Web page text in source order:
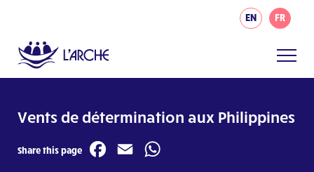
EN FR
Vents de détermination aux Philippines
Share this page Facebook
Email